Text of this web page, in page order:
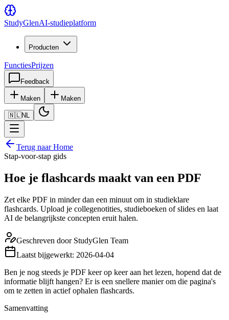
StudyGlenAI-studieplatform
Producten
FunctiesPrijzen
Feedback
Maken Maken
🇳🇱NL
Terug naar Home
Stap-voor-stap gids
Hoe je flashcards maakt van een PDF
Zet elke PDF in minder dan een minuut om in studieklare
flashcards. Upload je collegenotities, studieboeken of slides en laat
AI de belangrijkste concepten eruit halen.
Geschreven door StudyGlen Team
Laatst bijgewerkt: 2026-04-04
Ben je nog steeds je PDF keer op keer aan het lezen, hopend dat de
informatie blijft hangen? Er is een snellere manier om die pagina's
om te zetten in actief ophalen flashcards.
Samenvatting